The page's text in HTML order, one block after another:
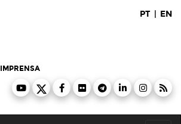
PT | EN
IMPRENSA